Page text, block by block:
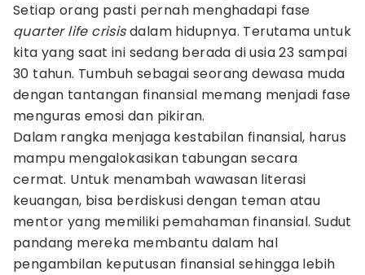
Setiap orang pasti pernah menghadapi fase
quarter life crisisdalam hidupnya. Terutama untuk
kita yang saat ini sedang berada di usia 23 sampai
30 tahun. Tumbuh sebagai seorang dewasa muda
dengan tantangan finansial memang menjadi fase
menguras emosi dan pikiran.
Dalam rangka menjaga kestabilan finansial, harus
mampu mengalokasikan tabungan secara
cermat. Untuk menambah wawasan literasi
keuangan, bisa berdiskusi dengan teman atau
mentor yang memiliki pemahaman finansial. Sudut
pandang mereka membantu dalam hal
pengambilan keputusan finansial sehingga lebih